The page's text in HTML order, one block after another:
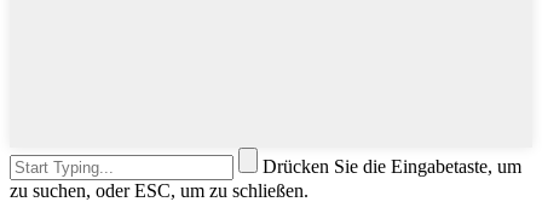
Drücken Sie die Eingabetaste, um
zu suchen, oder ESC, um zu schließen.